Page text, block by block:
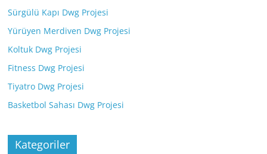
Sürgülü Kapı Dwg Projesi
Yürüyen Merdiven Dwg Projesi
Koltuk Dwg Projesi
Fitness Dwg Projesi
Tiyatro Dwg Projesi
Basketbol Sahası Dwg Projesi
Kategoriler